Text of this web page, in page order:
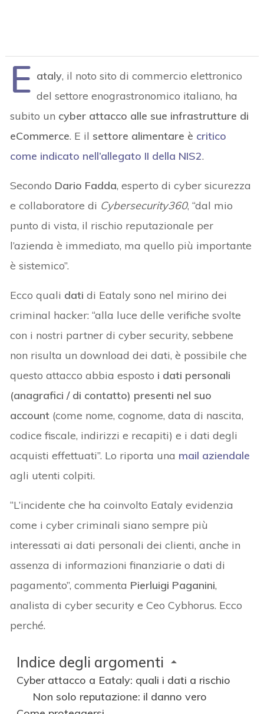
E ataly, il noto sito di commercio elettronico
del settore enograstronomico italiano, ha
subito un cyber attacco alle sue infrastrutture di
eCommerce. E il settore alimentare è critico
come indicato nell’allegato II della NIS2.
Secondo Dario Fadda, esperto di cyber sicurezza
e collaboratore di Cybersecurity360, “dal mio
punto di vista, il rischio reputazionale per
l’azienda è immediato, ma quello più importante
è sistemico”.
Ecco quali dati di Eataly sono nel mirino dei
criminal hacker: “alla luce delle verifiche svolte
con i nostri partner di cyber security, sebbene
non risulta un download dei dati, è possibile che
questo attacco abbia esposto i dati personali
(anagrafici / di contatto) presenti nel suo
account (come nome, cognome, data di nascita,
codice fiscale, indirizzi e recapiti) e i dati degli
acquisti effettuati”. Lo riporta una mail aziendale
agli utenti colpiti.
“L’incidente che ha coinvolto Eataly evidenzia
come i cyber criminali siano sempre più
interessati ai dati personali dei clienti, anche in
assenza di informazioni finanziarie o dati di
pagamento”, commenta Pierluigi Paganini,
analista di cyber security e Ceo Cybhorus. Ecco
perché.
Indice degli argomenti
Cyber attacco a Eataly: quali i dati a rischio
Non solo reputazione: il danno vero